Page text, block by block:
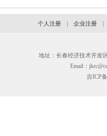
个人注册 企业注册
地址：长春经济技术开发
Email：
吉ICP